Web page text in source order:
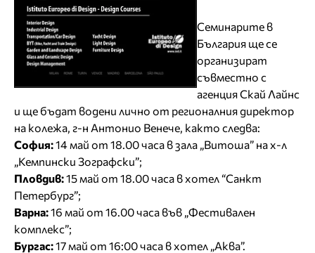
Семинарите в
България ще се
организират
съвместно с
агенция Скай Лайнс
и ще бъдат водени лично от регионалния директор
на колежа, г-н Антонио Венече, както следва:
София:14 май от 18.00 часа в зала „Витоша” на х-л
„Кемпински Зографски”;
Пловдив:15 май от 18.00 часа в хотел “Санкт
Петербург”;
Варна:16 май от 16.00 часа във „Фестивален
комплекс”;
Бургас:17 май от 16:00 часа в хотел „Аква”.